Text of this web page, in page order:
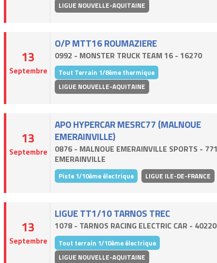
LIGUE NOUVELLE-AQUITAINE
13
Septembre
O/P MTT16 ROUMAZIERE
0992 - MONSTER TRUCK TEAM 16 - 16270
Tout Terrain 1/8ème thermique
LIGUE NOUVELLE-AQUITAINE
13
Septembre
APO HYPERCAR MESRC77 (MALNOUE
EMERAINVILLE)
0876 - MALNOUE EMERAINVILLE SPORTS -
EMERAINVILLE
Piste 1/10ème électrique LIGUE ILE-DE-FRANCE
13
Septembre
LIGUE TT1/10 TARNOS TREC
1078 - TARNOS RACING ELECTRIC CAR -
Tout terrain 1/10ème électrique
LIGUE NOUVELLE-AQUITAINE